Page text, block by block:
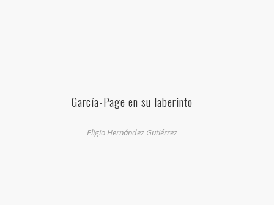
García-Page en su laberinto
Eligio Hernández Gutiérrez